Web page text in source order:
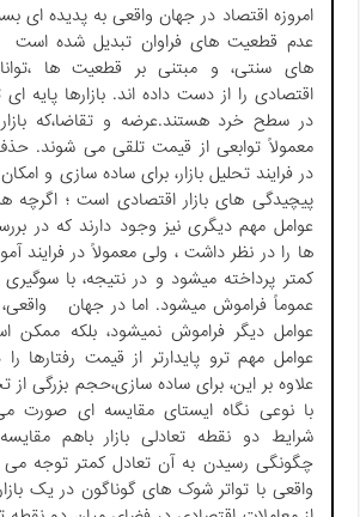
امروزه اقتصاد در جهان واقعی به پدیده ای
عدم قطعیت های فراوان تبدیل شده است
های سنتی، و مبتنی بر قطعیت ها
اقتصادی را از دست داده اند. بازارها پایه
در سطح خرد هستند.عرضه و تقاضا،که
معمولاً توابعی از قیمت تلقی می ­شوند.
در فرایند تحلیل بازار، برای ساده سازی و
پیچیدگی های بازار اقتصادی است ؛ اگرچه
عوامل مهم دیگری نیز وجود دارند که در
ها را در نظر داشت ، ولی معمولاً در فرایند
کمتر پرداخته می­شود و در نتیجه، با
عموماً فراموش می­شود. اما در جهان
عوامل دیگر فراموش نمی­شود، بلکه ممکن
عوامل مهم ترو پایدارتر از قیمت رفتارها را
علاوه بر این، برای ساده سازی،حجم بزرگی
با نوعی نگاه ایستای مقایسه ای صورت
شرایط دو نقطه تعادلی بازار باهم
چگونگی رسیدن به آن تعادل کمتر توجه می
واقعی با تواتر شوک های گوناگون در یک